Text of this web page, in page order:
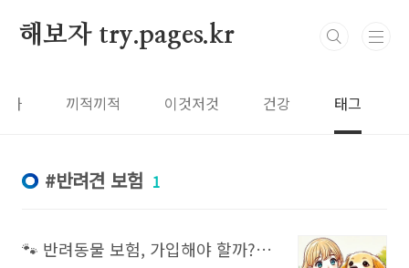
해보자 try.pages.kr
자 끼적끼적 이것저것 건강 태그
반려견 보험 1
🐾 반려동물 보험, 가입해야 할까? 꼭 알아야 할 핵심 정보 정리!